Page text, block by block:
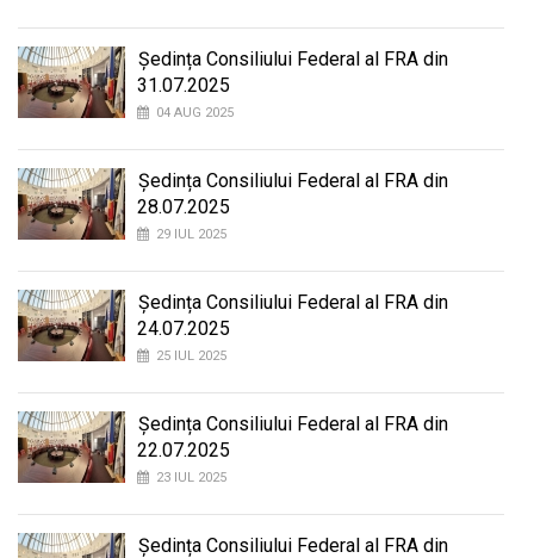
Ședința Consiliului Federal al FRA din
31.07.2025
04 AUG 2025
Ședința Consiliului Federal al FRA din
28.07.2025
29 IUL 2025
Ședința Consiliului Federal al FRA din
24.07.2025
25 IUL 2025
Ședința Consiliului Federal al FRA din
22.07.2025
23 IUL 2025
Ședința Consiliului Federal al FRA din